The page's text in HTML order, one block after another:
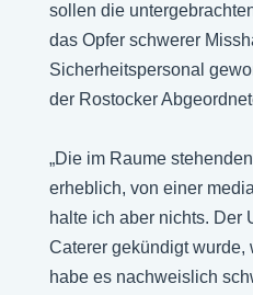
sollen die
das Opfer schwerer
Sicherheitspersonal
der Rostocker
„Die im Raume
erheblich, von einer
halte ich aber nichts. Der
Caterer gekündigt wurde,
habe es nachweislich